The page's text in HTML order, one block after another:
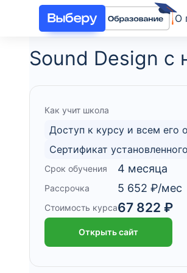
О
Sound Design с
Как учит школа
Доступ к курсу и всем его
Cертификат
Срок обучения 4 месяца
Рассрочка 5 652 ₽/мес
Стоимость курса67 822 ₽
Открыть сайт